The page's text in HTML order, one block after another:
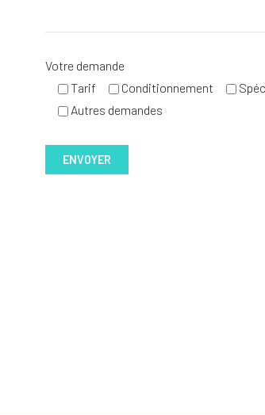
Votre demande
Tarif
Conditionnement
Autres demandes